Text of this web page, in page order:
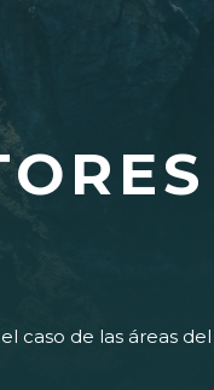
caso de las áreas